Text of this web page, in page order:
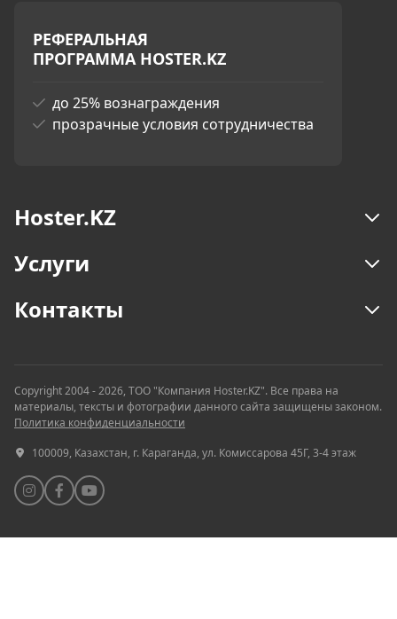
РЕФЕРАЛЬНАЯ
ПРОГРАММА HOSTER.KZ
до 25% вознаграждения
прозрачные условия сотрудничества
Hoster.KZ
Услуги
Контакты
Copyright 2004 - 2026, ТОО "Компания Hoster.KZ". Все права на
материалы, тексты и фотографии данного сайта защищены законом.
Политика конфиденциальности
100009, Казахстан, г. Караганда, ул. Комиссарова 45Г, 3-4 этаж